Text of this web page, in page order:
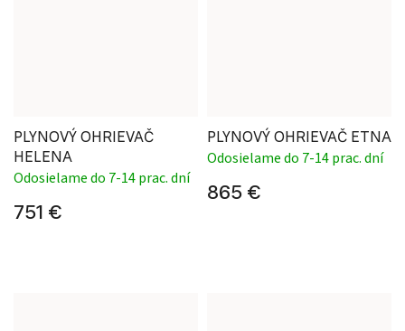
PLYNOVÝ OHRIEVAČ
HELENA
Odosielame do 7-14 prac. dní
751 €
PLYNOVÝ OHRIEVAČ ETNA
Odosielame do 7-14 prac. dní
865 €